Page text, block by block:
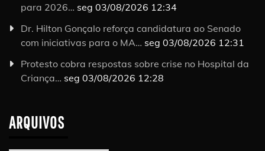
para 2026… seg 03/08/2026 12:34
Dr. Hilton Gonçalo reforça candidatura ao Senado
com iniciativas para o MA… seg 03/08/2026 12:31
Protesto cobra respostas sobre crise no Hospital da
Criança… seg 03/08/2026 12:28
ARQUIVOS